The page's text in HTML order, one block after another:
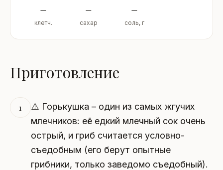
–
клетч.
–
сахар
–
соль, г
Приготовление
1
⚠️ Горькушка – один из самых жгучих
млечников: её едкий млечный сок очень
острый, и гриб считается условно-
съедобным (его берут опытные
грибники, только заведомо съедобный).